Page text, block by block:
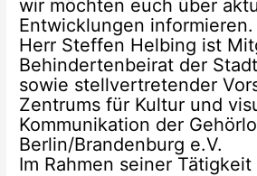
wir möchten euch über
Entwicklungen informieren.
Herr Steffen Helbing ist
Behindertenbeirat der
sowie stellvertretender
Zentrums für Kultur und
Kommunikation der
Berlin/Brandenburg e.V.
Im Rahmen seiner